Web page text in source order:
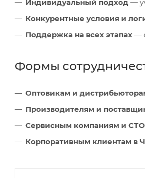
Индивидуальный подход —
Конкурентные условия и
Поддержка на всех этапах —
Формы
Оптовикам и
Производителям и
Сервисным компаниям и
Корпоративным клиентам в